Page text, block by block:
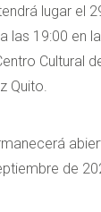
lugar el
las 19:00 en
Cultural
Quito.
de